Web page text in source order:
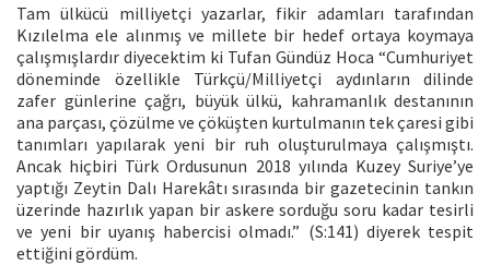
Tam ülkücü milliyetçi yazarlar, fikir adamları tarafından
Kızılelma ele alınmış ve millete bir hedef ortaya koymaya
çalışmışlardır diyecektim ki Tufan Gündüz Hoca “Cumhuriyet
döneminde özellikle Türkçü/Milliyetçi aydınların dilinde
zafer günlerine çağrı, büyük ülkü, kahramanlık destanının
ana parçası, çözülme ve çöküşten kurtulmanın tek çaresi gibi
tanımları yapılarak yeni bir ruh oluşturulmaya çalışmıştı.
Ancak hiçbiri Türk Ordusunun 2018 yılında Kuzey Suriye’ye
yaptığı Zeytin Dalı Harekâtı sırasında bir gazetecinin tankın
üzerinde hazırlık yapan bir askere sorduğu soru kadar tesirli
ve yeni bir uyanış habercisi olmadı.” (S:141) diyerek tespit
ettiğini gördüm.